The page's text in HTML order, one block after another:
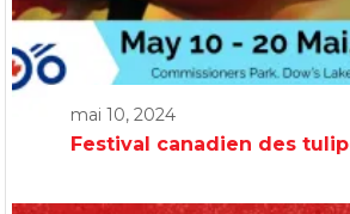
mai 10, 2024
Festival canadien des